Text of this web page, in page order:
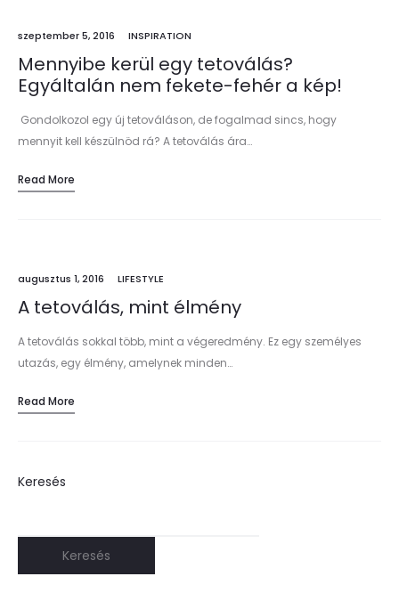
szeptember 5, 2016 INSPIRATION
Mennyibe kerül egy tetoválás?
Egyáltalán nem fekete-fehér a kép!
Gondolkozol egy új tetováláson, de fogalmad sincs, hogy
mennyit kell készülnöd rá? A tetoválás ára…
Read More
augusztus 1, 2016 LIFESTYLE
A tetoválás, mint élmény
A tetoválás sokkal több, mint a végeredmény. Ez egy személyes
utazás, egy élmény, amelynek minden…
Read More
Keresés
Keresés